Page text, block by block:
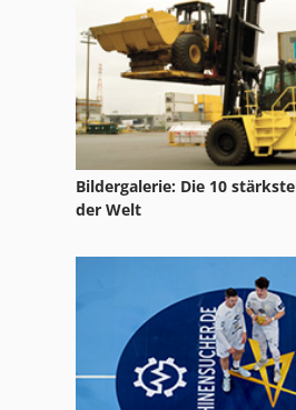
Wendt Schleifmaschine
Ziersch Schleifmaschine
Bildergalerie: Die 10
der Welt